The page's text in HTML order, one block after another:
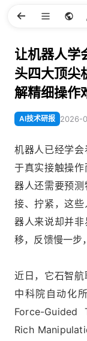
让机器人学
头四大顶尖
解精细操作
AI技术研报 2026-
机器人已经学
于真实接触操
器人还需要预
接、拧紧，这
器人来说却并
移，反馈慢一步
近日，它石智航
中科院自动化
Force-
Rich